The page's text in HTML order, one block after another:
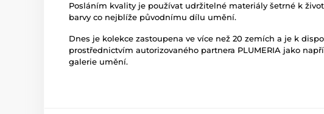
Posláním kvality je používat udržitelné materiály šetrné k
barvy co nejblíže původnímu dílu umění.
Dnes je kolekce zastoupena ve více než 20 zemích a je k
prostřednictvím autorizovaného partnera PLUMERIA jako
galerie umění.